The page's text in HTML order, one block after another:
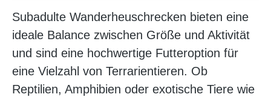
Subadulte Wanderheuschrecken bieten eine
ideale Balance zwischen Größe und Aktivität
und sind eine hochwertige Futteroption für
eine Vielzahl von Terrarientieren. Ob
Reptilien, Amphibien oder exotische Tiere wie